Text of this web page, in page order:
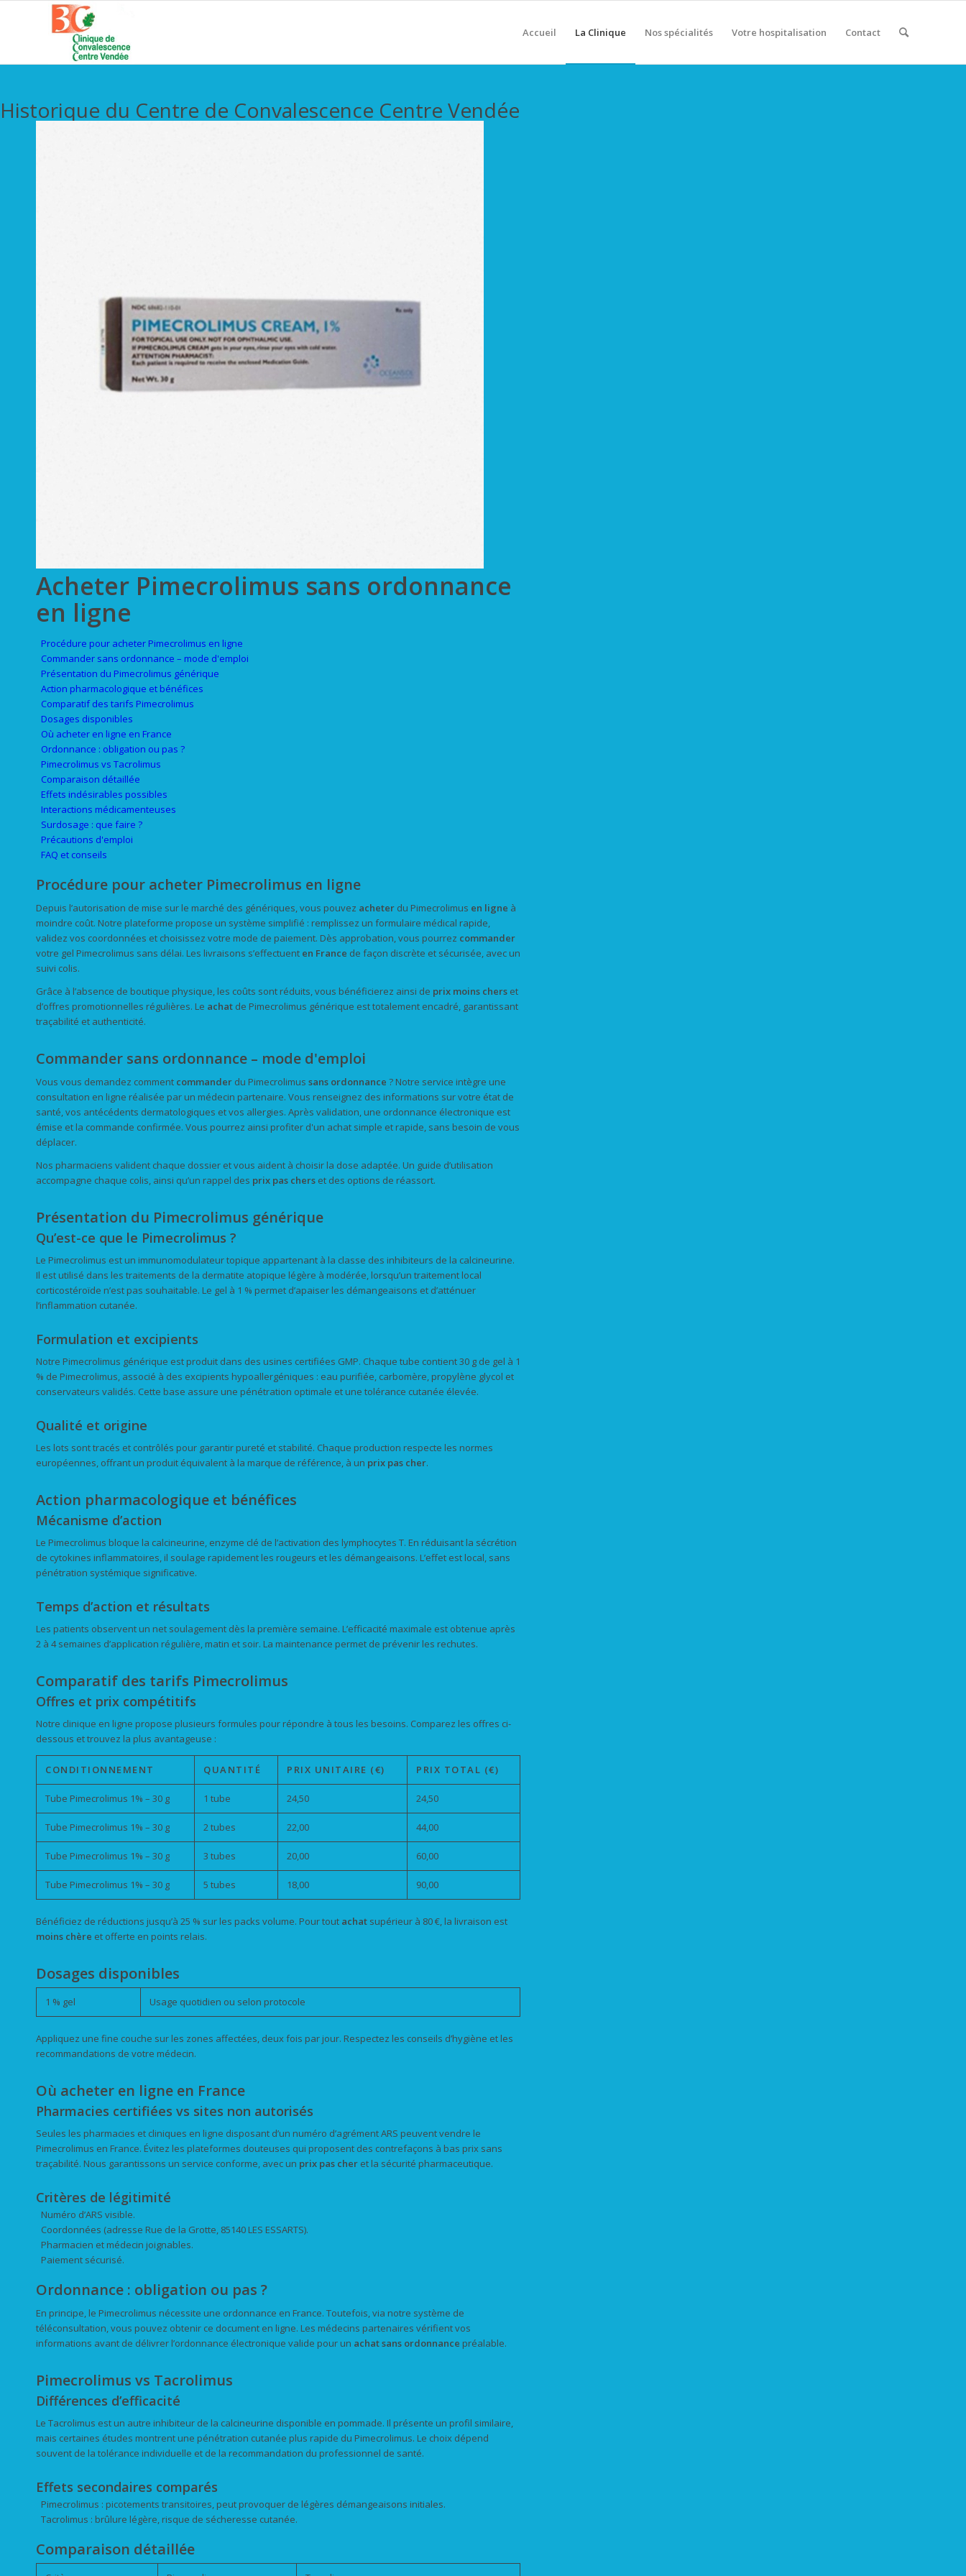
Accueil La Clinique Nos spécialités Votre hospitalisation Contact
Historique du Centre de Convalescence Centre Vendée
Acheter Pimecrolimus sans ordonnance
en ligne
Procédure pour acheter Pimecrolimus en ligne
Commander sans ordonnance – mode d'emploi
Présentation du Pimecrolimus générique
Action pharmacologique et bénéfices
Comparatif des tarifs Pimecrolimus
Dosages disponibles
Où acheter en ligne en France
Ordonnance : obligation ou pas ?
Pimecrolimus vs Tacrolimus
Comparaison détaillée
Effets indésirables possibles
Interactions médicamenteuses
Surdosage : que faire ?
Précautions d'emploi
FAQ et conseils
Procédure pour acheter Pimecrolimus en ligne
Depuis l’autorisation de mise sur le marché des génériques, vous pouvez acheter du Pimecrolimus en ligne à
moindre coût. Notre plateforme propose un système simplifié : remplissez un formulaire médical rapide,
validez vos coordonnées et choisissez votre mode de paiement. Dès approbation, vous pourrez commander
votre gel Pimecrolimus sans délai. Les livraisons s’effectuent en France de façon discrète et sécurisée, avec un
suivi colis.
Grâce à l’absence de boutique physique, les coûts sont réduits, vous bénéficierez ainsi de prix moins chers et
d’offres promotionnelles régulières. Le achat de Pimecrolimus générique est totalement encadré, garantissant
traçabilité et authenticité.
Commander sans ordonnance – mode d'emploi
Vous vous demandez comment commander du Pimecrolimus sans ordonnance ? Notre service intègre une
consultation en ligne réalisée par un médecin partenaire. Vous renseignez des informations sur votre état de
santé, vos antécédents dermatologiques et vos allergies. Après validation, une ordonnance électronique est
émise et la commande confirmée. Vous pourrez ainsi profiter d'un achat simple et rapide, sans besoin de vous
déplacer.
Nos pharmaciens valident chaque dossier et vous aident à choisir la dose adaptée. Un guide d’utilisation
accompagne chaque colis, ainsi qu’un rappel des prix pas chers et des options de réassort.
Présentation du Pimecrolimus générique
Qu’est-ce que le Pimecrolimus ?
Le Pimecrolimus est un immunomodulateur topique appartenant à la classe des inhibiteurs de la calcineurine.
Il est utilisé dans les traitements de la dermatite atopique légère à modérée, lorsqu’un traitement local
corticostéroïde n’est pas souhaitable. Le gel à 1 % permet d’apaiser les démangeaisons et d’atténuer
l’inflammation cutanée.
Formulation et excipients
Notre Pimecrolimus générique est produit dans des usines certifiées GMP. Chaque tube contient 30 g de gel à 1
% de Pimecrolimus, associé à des excipients hypoallergéniques : eau purifiée, carbomère, propylène glycol et
conservateurs validés. Cette base assure une pénétration optimale et une tolérance cutanée élevée.
Qualité et origine
Les lots sont tracés et contrôlés pour garantir pureté et stabilité. Chaque production respecte les normes
européennes, offrant un produit équivalent à la marque de référence, à un prix pas cher.
Action pharmacologique et bénéfices
Mécanisme d’action
Le Pimecrolimus bloque la calcineurine, enzyme clé de l’activation des lymphocytes T. En réduisant la sécrétion
de cytokines inflammatoires, il soulage rapidement les rougeurs et les démangeaisons. L’effet est local, sans
pénétration systémique significative.
Temps d’action et résultats
Les patients observent un net soulagement dès la première semaine. L’efficacité maximale est obtenue après
2 à 4 semaines d’application régulière, matin et soir. La maintenance permet de prévenir les rechutes.
Comparatif des tarifs Pimecrolimus
Offres et prix compétitifs
Notre clinique en ligne propose plusieurs formules pour répondre à tous les besoins. Comparez les offres ci-
dessous et trouvez la plus avantageuse :
CONDITIONNEMENT QUANTITÉ PRIX UNITAIRE (€) PRIX TOTAL (€)
Tube Pimecrolimus 1% – 30 g 1 tube 24,50 24,50
Tube Pimecrolimus 1% – 30 g 2 tubes 22,00 44,00
Tube Pimecrolimus 1% – 30 g 3 tubes 20,00 60,00
Tube Pimecrolimus 1% – 30 g 5 tubes 18,00 90,00
Bénéficiez de réductions jusqu’à 25 % sur les packs volume. Pour tout achat supérieur à 80 €, la livraison est
moins chère et offerte en points relais.
Dosages disponibles
1 % gel Usage quotidien ou selon protocole
Appliquez une fine couche sur les zones affectées, deux fois par jour. Respectez les conseils d’hygiène et les
recommandations de votre médecin.
Où acheter en ligne en France
Pharmacies certifiées vs sites non autorisés
Seules les pharmacies et cliniques en ligne disposant d’un numéro d’agrément ARS peuvent vendre le
Pimecrolimus en France. Évitez les plateformes douteuses qui proposent des contrefaçons à bas prix sans
traçabilité. Nous garantissons un service conforme, avec un prix pas cher et la sécurité pharmaceutique.
Critères de légitimité
Numéro d’ARS visible.
Coordonnées (adresse Rue de la Grotte, 85140 LES ESSARTS).
Pharmacien et médecin joignables.
Paiement sécurisé.
Ordonnance : obligation ou pas ?
En principe, le Pimecrolimus nécessite une ordonnance en France. Toutefois, via notre système de
téléconsultation, vous pouvez obtenir ce document en ligne. Les médecins partenaires vérifient vos
informations avant de délivrer l’ordonnance électronique valide pour un achatsans ordonnance préalable.
Pimecrolimus vs Tacrolimus
Différences d’efficacité
Le Tacrolimus est un autre inhibiteur de la calcineurine disponible en pommade. Il présente un profil similaire,
mais certaines études montrent une pénétration cutanée plus rapide du Pimecrolimus. Le choix dépend
souvent de la tolérance individuelle et de la recommandation du professionnel de santé.
Effets secondaires comparés
Pimecrolimus : picotements transitoires, peut provoquer de légères démangeaisons initiales.
Tacrolimus : brûlure légère, risque de sécheresse cutanée.
Comparaison détaillée